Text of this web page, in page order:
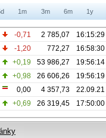
1m 3m 6m 1y
-0,71 2 785,07
16:15:29
-1,20 772,27
16:58:30
+0,19 53 986,27
19:56:14
+0,98 26 606,26
19:56:19
0,00 4 357,73
22.09.21
+0,69 26 319,45 17:50:00